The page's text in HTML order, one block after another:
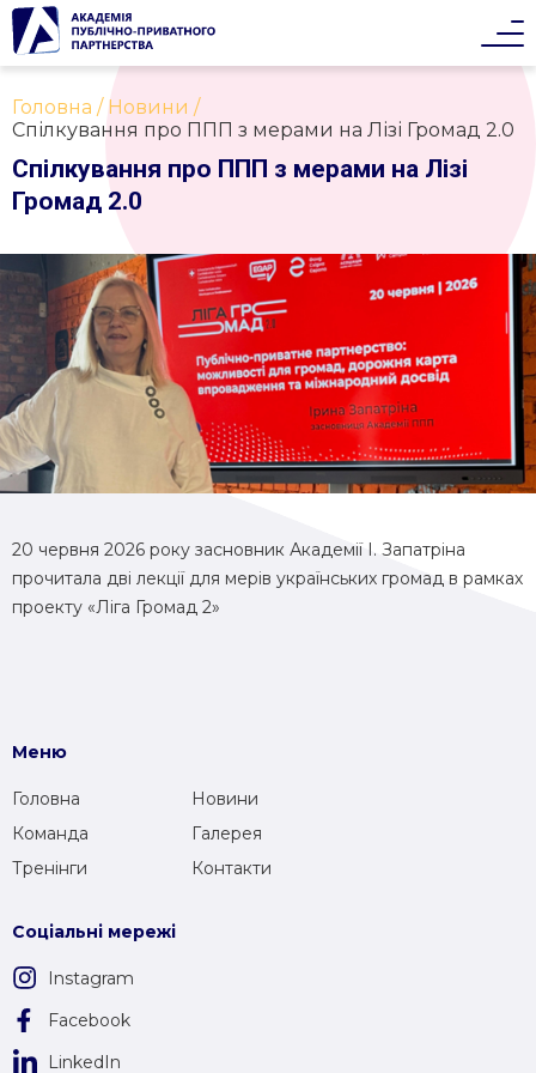
Головна
Новини
Спілкування про ППП з мерами на Лізі Громад 2.0
Спілкування про ППП з мерами на Лізі
Громад 2.0
20 червня 2026 року засновник Академії І. Запатріна
прочитала дві лекції для мерів українських громад в рамках
проекту «Ліга Громад 2»
Меню
Головна
Новини
Команда
Галерея
Тренінги
Контакти
Соціальні мережі
Instagram
Facebook
LinkedIn